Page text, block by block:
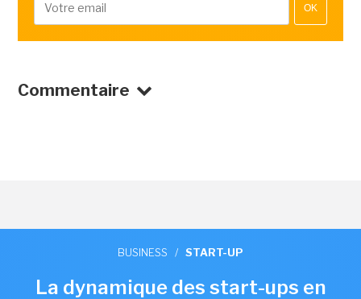
OK
Commentaire
BUSINESS / START-UP
La dynamique des start-ups en